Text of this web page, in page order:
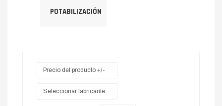
POTABILIZACIÓN
Precio del producto +/-
Seleccionar fabricante